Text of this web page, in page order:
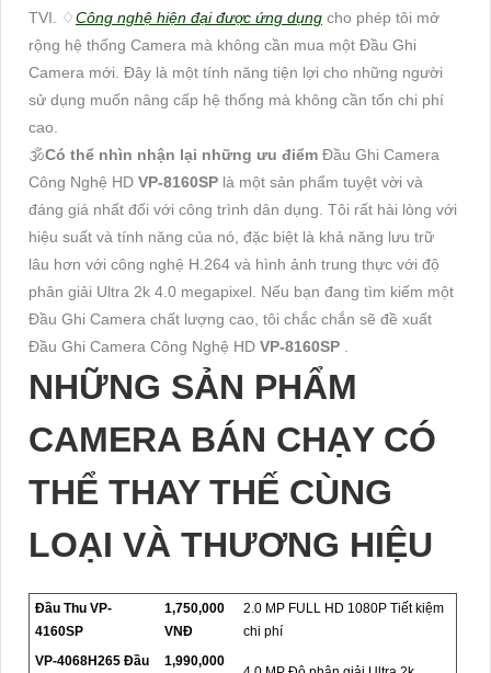
TVI. ♢Công nghệ hiện đại được ứng dụng cho phép tôi mở
rộng hệ thống Camera mà không cần mua một Đầu Ghi
Camera mới. Đây là một tính năng tiện lợi cho những người
sử dụng muốn nâng cấp hệ thống mà không cần tốn chi phí
cao.
🕉️Có thể nhìn nhận lại những ưu điểm Đầu Ghi Camera
Công Nghệ HD VP-8160SP là một sản phẩm tuyệt vời và
đáng giá nhất đối với công trình dân dụng. Tôi rất hài lòng với
hiệu suất và tính năng của nó, đặc biệt là khả năng lưu trữ
lâu hơn với công nghệ H.264 và hình ảnh trung thực với độ
phân giải Ultra 2k 4.0 megapixel. Nếu bạn đang tìm kiếm một
Đầu Ghi Camera chất lượng cao, tôi chắc chắn sẽ đề xuất
Đầu Ghi Camera Công Nghệ HD VP-8160SP
NHỮNG SẢN PHẨM
CAMERA BÁN CHẠY CÓ
THỂ THAY THẾ CÙNG
LOẠI VÀ THƯƠNG HIỆU
Đầu Thu VP-
4160SP
1,750,000
VNĐ
2.0 MP FULL HD 1080P Tiết kiệm
chi phí
VP-4068H265 Đầu
1,990,000